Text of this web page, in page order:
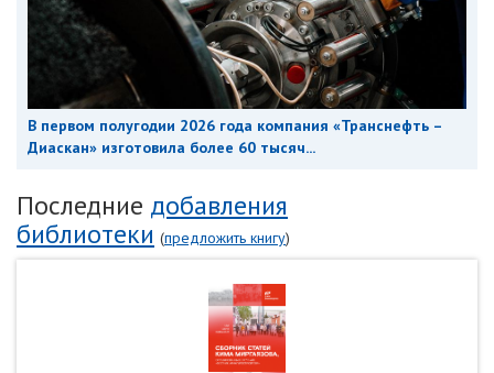
В первом полугодии 2026 года компания «Транснефть –
Диаскан» изготовила более 60 тысяч...
Последние добавления
библиотеки (предложить книгу)